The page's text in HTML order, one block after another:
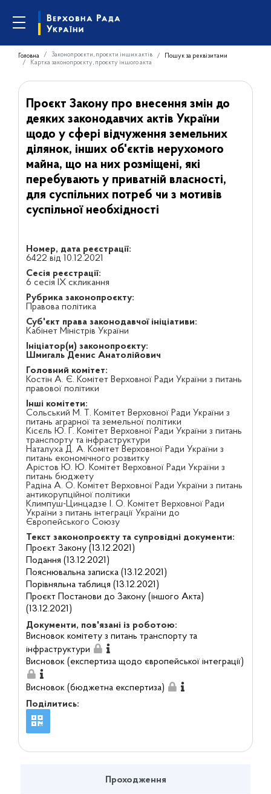
Головна Законопроєкти, проєкти інших актів
Пошук за реквізитами
Картка законопроєкту, проєкту іншого акта
Проєкт Закону про внесення змін до
деяких законодавчих актів України
щодо у сфері відчуження земельних
ділянок, інших об'єктів нерухомого
майна, що на них розміщені, які
перебувають у приватній власності,
для суспільних потреб чи з мотивів
суспільної необхідності
Номер, дата реєстрації:
6422 від 10.12.2021
Сесія реєстрації:
6 сесія IX скликання
Рубрика законопроєкту:
Правова політика
Суб'єкт права законодавчої ініціативи:
Кабінет Міністрів України
Ініціатор(и) законопроєкту:
Шмигаль Денис Анатолійович
Головний комітет:
Костін А. Є. Комітет Верховної Ради України з питань
правової політики
Інші комітети:
Сольський М. Т. Комітет Верховної Ради України з
питань аграрної та земельної політики
Кісєль Ю. Г. Комітет Верховної Ради України з питань
транспорту та інфраструктури
Наталуха Д. А. Комітет Верховної Ради України з
питань економічного розвитку
Арістов Ю. Ю. Комітет Верховної Ради України з
питань бюджету
Радіна А. О. Комітет Верховної Ради України з питань
антикорупційної політики
Климпуш-Цинцадзе І. О. Комітет Верховної Ради
України з питань інтеграції України до
Європейського Союзу
Текст законопроєкту та супровідні документи:
Проєкт Закону (13.12.2021)
Подання (13.12.2021)
Пояснювальна записка (13.12.2021)
Порівняльна таблиця (13.12.2021)
Проєкт Постанови до Закону (іншого Акта)
(13.12.2021)
Документи, пов'язані із роботою:
Висновок комітету з питань транспорту та
інфраструктури
Висновок (експертиза щодо європейської інтеграції)
Висновок (бюджетна експертиза)
Поділитись:
Проходження